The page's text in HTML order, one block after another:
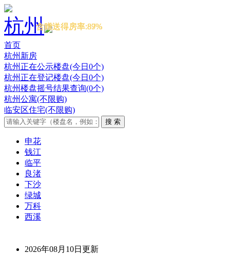
杭州
首页
杭州新房
杭州正在公示楼盘(今日0个)
杭州正在登记楼盘(今日0个)
杭州楼盘摇号结果查询(0个)
杭州公寓(不限购)
临安区住宅(不限购)
申花
钱江
临平
良渚
下沙
绿城
万科
西溪
2026年08月10日更新
含赠送得房率:87%
含赠送得房率:89%
含赠送得房率:89%
含赠送得房率:87%